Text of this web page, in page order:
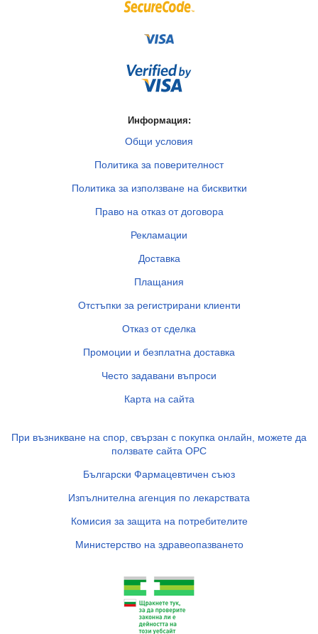
Информация:
Общи условия
Политика за поверителност
Политика за използване на бисквитки
Право на отказ от договора
Рекламации
Доставка
Плащания
Отстъпки за регистрирани клиенти
Отказ от сделка
Промоции и безплатна доставка
Често задавани въпроси
Карта на сайта
При възникване на спор, свързан с покупка онлайн, можете да
ползвате сайта ОРС
Български Фармацевтичен съюз
Изпълнителна агенция по лекарствата
Комисия за защита на потребителите
Министерство на здравеопазването